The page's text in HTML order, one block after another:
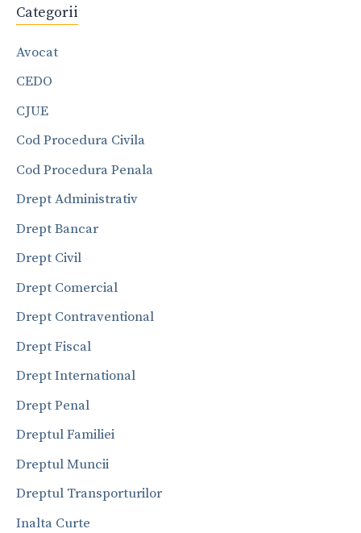
Categorii
Avocat
CEDO
CJUE
Cod Procedura Civila
Cod Procedura Penala
Drept Administrativ
Drept Bancar
Drept Civil
Drept Comercial
Drept Contraventional
Drept Fiscal
Drept International
Drept Penal
Dreptul Familiei
Dreptul Muncii
Dreptul Transporturilor
Inalta Curte